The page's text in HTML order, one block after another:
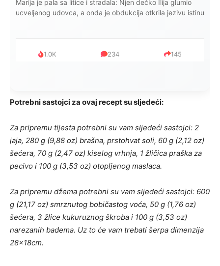
Kad se Marin suprug razbolio ona ga kupala, pelene mu
mijenjala: Jedno jutro je poslao po čokoladu..
999 321 234
Potrebni sastojci za ovaj recept su sljedeći:
Za pripremu tijesta potrebni su vam sljedeći sastojci: 2
jaja, 280 g (9,88 oz) brašna, prstohvat soli, 60 g (2,12 oz)
šećera, 70 g (2,47 oz) kiselog vrhnja, 1 žličica praška za
pecivo i 100 g (3,53 oz) otopljenog maslaca.
Za pripremu džema potrebni su vam sljedeći sastojci: 600
g (21,17 oz) smrznutog bobičastog voća, 50 g (1,76 oz)
šećera, 3 žlice kukuruznog škroba i 100 g (3,53 oz)
narezanih badema. Uz to će vam trebati šerpa dimenzija
28x18cm.